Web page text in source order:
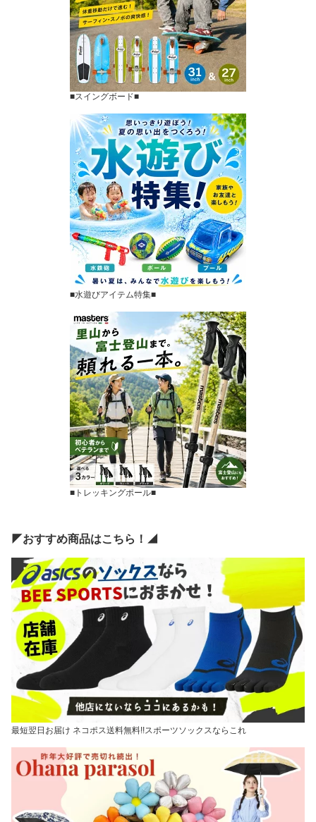
■スイングボード■
■水遊びアイテム特集■
■トレッキングポール■
◤おすすめ商品はこちら！◢
最短翌日お届け ネコポス送料無料!!スポーツソックスならこれ